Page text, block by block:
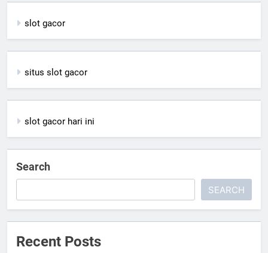
slot gacor
situs slot gacor
slot gacor hari ini
Search
SEARCH
Recent Posts